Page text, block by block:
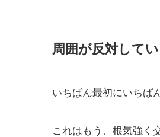
周囲が反対して
いちばん最初にいちば
これはもう、根気強く